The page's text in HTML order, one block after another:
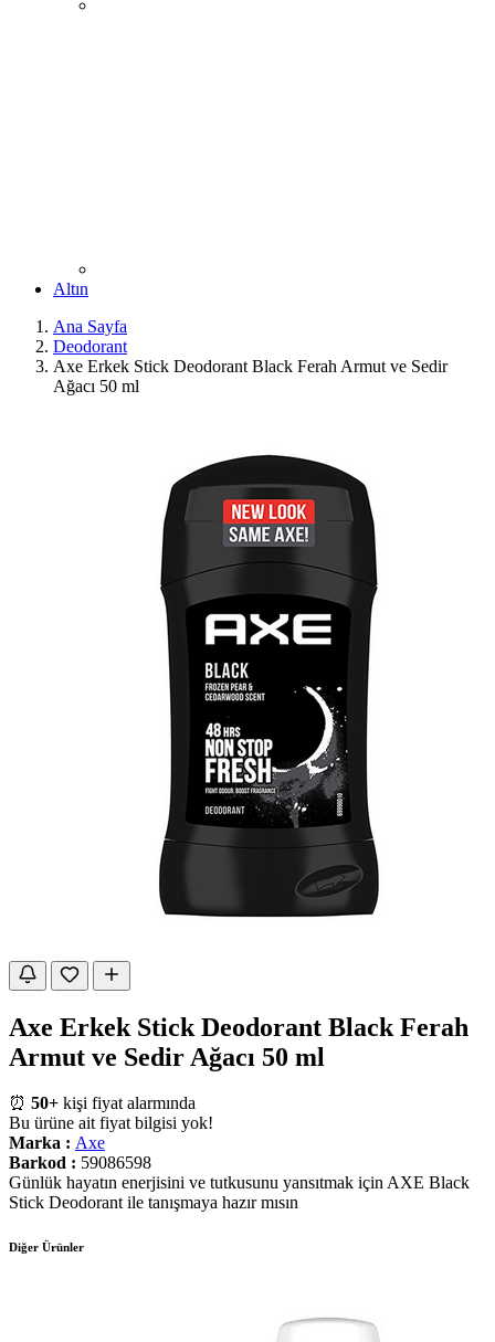
Altın
Ana Sayfa
Deodorant
Axe Erkek Stick Deodorant Black Ferah Armut ve Sedir
Ağacı 50 ml
Axe Erkek Stick Deodorant Black Ferah
Armut ve Sedir Ağacı 50 ml
⏰ 50+ kişi fiyat alarmında
Bu ürüne ait fiyat bilgisi yok!
Marka : Axe
Barkod : 59086598
Günlük hayatın enerjisini ve tutkusunu yansıtmak için AXE Black
Stick Deodorant ile tanışmaya hazır mısın
Diğer Ürünler